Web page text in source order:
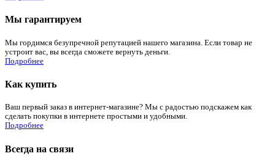
Мы гарантируем
Мы гордимся безупречной репутацией нашего магазина. Если товар не
устроит вас, вы всегда сможете вернуть деньги.
Подробнее
Как купить
Ваш первый заказ в интернет-магазине? Мы с радостью подскажем как
сделать покупки в интернете простыми и удобными.
Подробнее
Всегда на связи